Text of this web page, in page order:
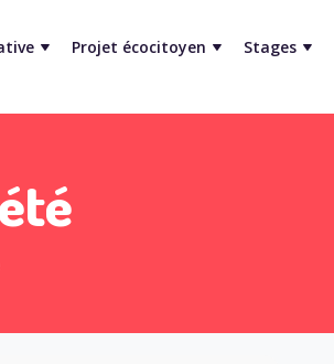
Projet écocitoyen Stages